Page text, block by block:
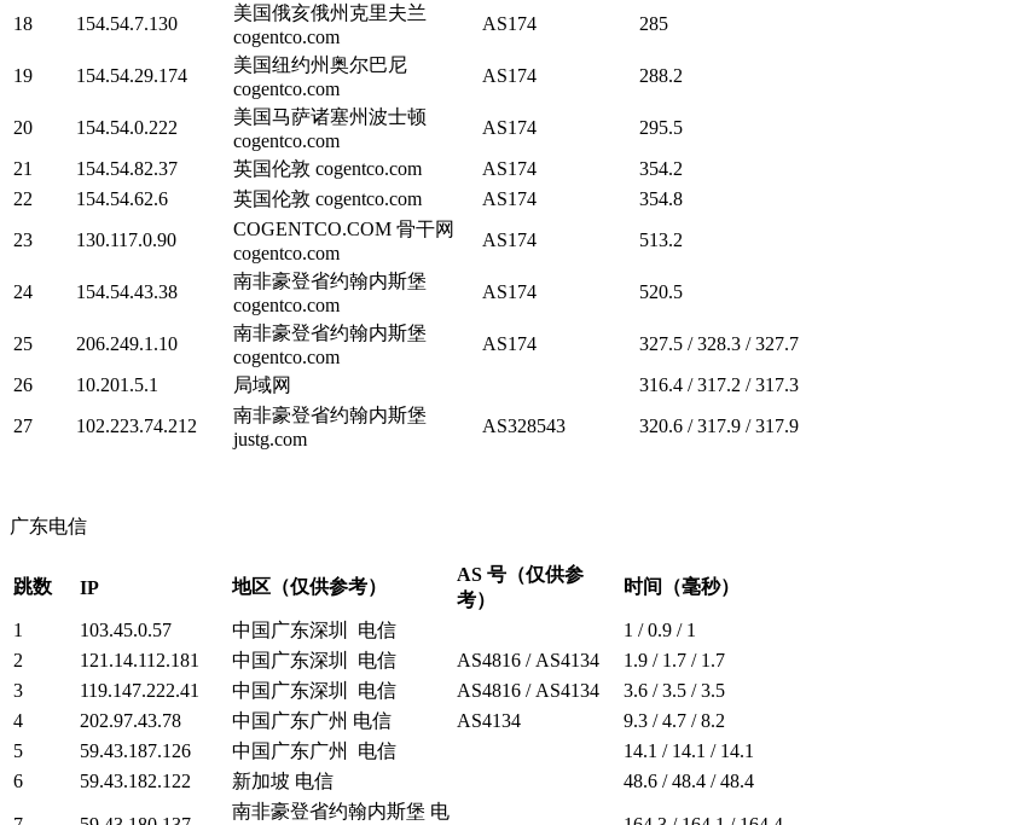
18 154.54.7.130
美国俄亥俄州克里夫兰
cogentco.com
AS174 285
19 154.54.29.174
美国纽约州奥尔巴尼
cogentco.com
AS174 288.2
20 154.54.0.222
美国马萨诸塞州波士顿
cogentco.com
AS174
295.5
21
154.54.82.37 英国伦敦 cogentco.com AS174
354.2
22
154.54.62.6 英国伦敦 cogentco.com AS174
354.8
23
130.117.0.90
COGENTCO.COM 骨干网
cogentco.com
AS174 513.2
24 154.54.43.38
南非豪登省约翰内斯堡
cogentco.com
AS174 520.5
25 206.249.1.10
南非豪登省约翰内斯堡
cogentco.com
AS174
327.5 / 328.3 / 327.7
26
10.201.5.1 局域网
316.4 / 317.2 / 317.3
27
102.223.74.212
南非豪登省约翰内斯堡
justg.com
AS328543 320.6 / 317.9 / 317.9
广东电信
跳数 IP 地区（仅供参考）
AS 号（仅供参
考）
时间（毫秒）
1 103.45.0.57 中国广东深圳 电信
1 / 0.9 / 1
2
121.14.112.181 中国广东深圳 电信 AS4816 / AS4134
1.9 / 1.7 / 1.7
3
119.147.222.41 中国广东深圳 电信 AS4816 / AS4134
3.6 / 3.5 / 3.5
4
202.97.43.78 中国广东广州 电信 AS4134
9.3 / 4.7 / 8.2
5
59.43.187.126 中国广东广州 电信
14.1 / 14.1 / 14.1
6
59.43.182.122 新加坡 电信 48.6 / 48.4 / 48.4
南非豪登省约翰内斯堡 电